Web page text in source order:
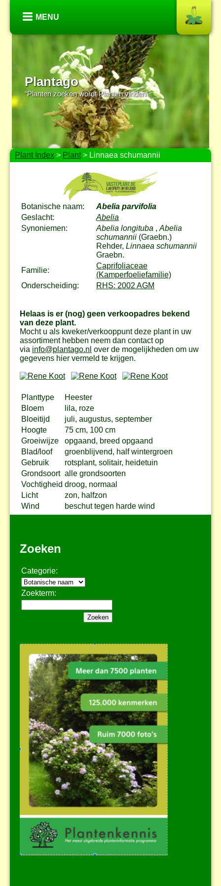
MENU
Plantago
“Planten zoeken wordt Planten vinden”
Plant Index > Plant> Linnaea schumannii
Botanische naam:
Abelia parvifolia
Geslacht:
Abelia
Synoniemen:
Abelia longituba , Abelia
schumannii (Graebn.)
Rehder, Linnaea schumannii
Graebn.
Familie:
Caprifoliaceae
(Kamperfoeliefamilie)
Onderscheiding:
RHS: 2002 AGM
Helaas is er (nog) geen verkoopadres bekend
van deze plant.
Mocht u als kweker/verkooppunt deze plant in uw
assortiment hebben neem dan contact op
via info@plantago.nl over de mogelijkheden om uw
gegevens hier vermeld te krijgen.
Planttype
Heester
Bloem
lila, roze
Bloeitijd
juli, augustus, september
Hoogte
75 cm, 100 cm
Groeiwijze
opgaand, breed opgaand
Blad/loof
groenblijvend, half wintergroen
Gebruik
rotsplant, solitair, heidetuin
Grondsoort alle grondsoorten
Vochtigheid droog, normaal
Licht
zon, halfzon
Wind
beschut tegen harde wind
Zoeken
Categorie:
Zoekterm: